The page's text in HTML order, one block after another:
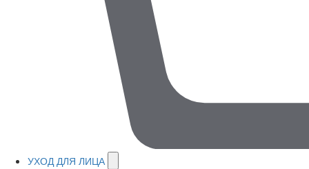
УХОД ДЛЯ ЛИЦА